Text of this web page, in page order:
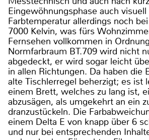
Eingewöhnungsphase auch
Farbtemperatur allerdings noch
7000 Kelvin, was fürs
Fernsehen vollkommen in
Normfarbraum BT.709 wird nicht
abgedeckt, er wird sogar leicht
in allen Richtungen. Da haben die
alte Tischlerregel beherzigt; es ist
einem Brett, welches zu lang ist,
abzusägen, als umgekehrt an ein
dranzustückeln. Die
einem Delta E von knapp über 6
und nur bei entsprechenden